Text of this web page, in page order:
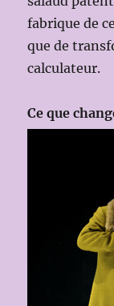
fabrique de
que de
calculateur.
Ce que